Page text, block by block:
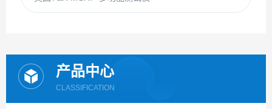
产品中心
CLASSIFICATION